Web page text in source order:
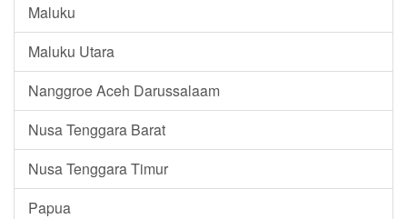
Maluku
Maluku Utara
Nanggroe Aceh Darussalaam
Nusa Tenggara Barat
Nusa Tenggara Timur
Papua